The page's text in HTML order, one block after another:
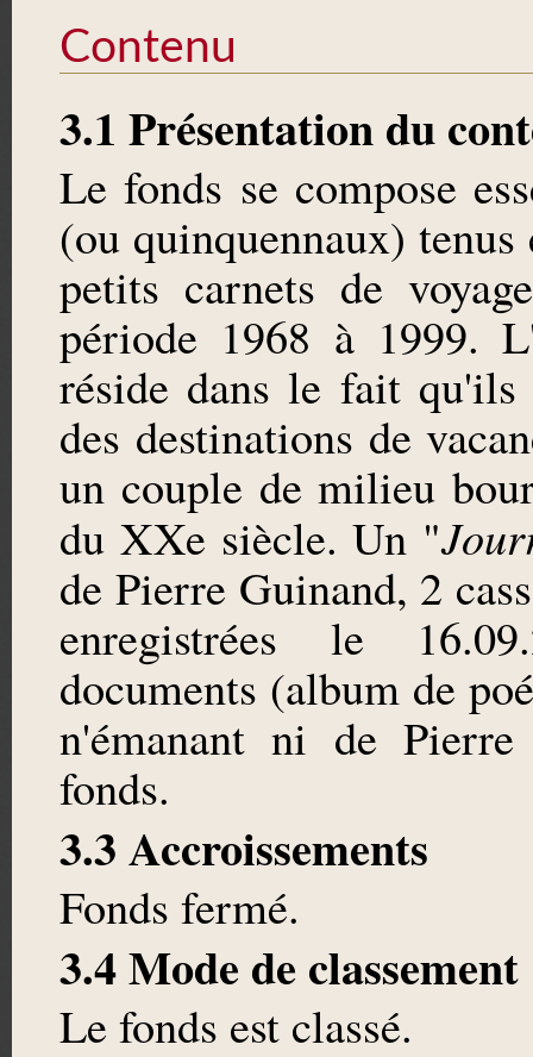
Contenu
3.1 Présentation du
Le fonds se compose
(ou quinquennaux)
petits carnets de
période 1968 à 1999.
réside dans le fait qu'ils
des destinations de
un couple de milieu
du XXe siècle. Un "
de Pierre Guinand, 2
enregistrées le
documents (album de
n'émanant ni de
fonds.
3.3 Accroissements
Fonds fermé.
3.4 Mode de classement
Le fonds est classé.